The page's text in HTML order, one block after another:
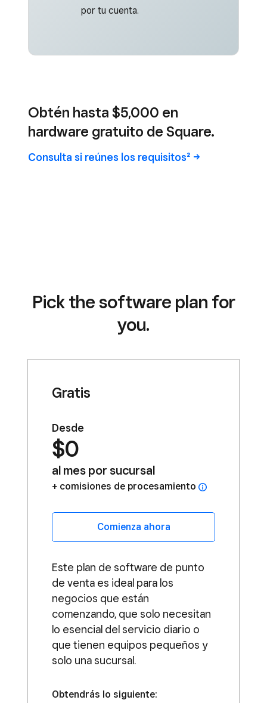
por tu cuenta.
Obtén hasta $5,000 en
hardware gratuito de Square.
Consulta si reúnes los requisitos²
Pick the software plan for
you.
Gratis
Desde
$0
al mes por sucursal
comisiones de procesamiento
Comienza ahora
Este plan de software de punto
de venta es ideal para los
negocios que están
comenzando, que solo necesitan
lo esencial del servicio diario o
que tienen equipos pequeños y
solo una sucursal.
Obtendrás lo siguiente: